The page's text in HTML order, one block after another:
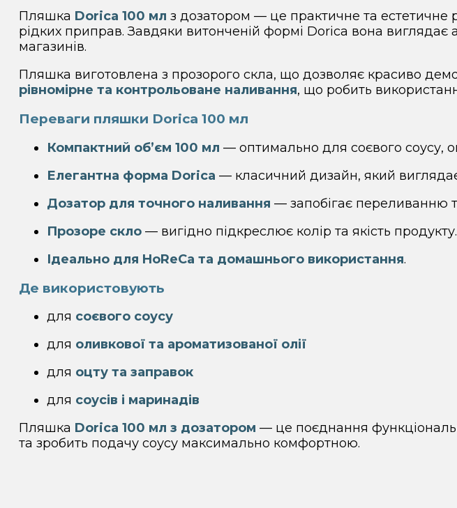
Пляшка Dorica 100 мл з дозатором — це практичне та естетичне
рідких приправ. Завдяки витонченій формі Dorica вона виглядає
магазинів.
Пляшка виготовлена з прозорого скла, що дозволяє красиво
рівномірне та контрольоване наливання, що робить
Переваги пляшки Dorica 100 мл
Компактний об’єм 100 мл — оптимально для соєвого соусу,
Елегантна форма Dorica — класичний дизайн, який
Дозатор для точного наливання — запобігає переливанню
Прозоре скло— вигідно підкреслює колір та якість продукту.
Ідеально для HoReCa та домашнього використання.
Де використовують
для соєвого соусу
для оливкової та ароматизованої олії
для оцту та заправок
для соусів і маринадів
Пляшка Dorica 100 мл з дозатором — це поєднання
та зробить подачу соусу максимально комфортною.